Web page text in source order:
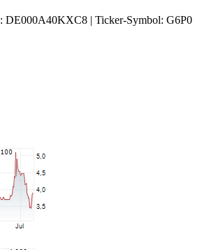
DE000A40KXC8 | Ticker-Symbol: G6P0